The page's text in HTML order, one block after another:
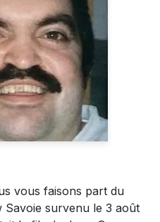
vous faisons part du
Savoie survenu le 3 août